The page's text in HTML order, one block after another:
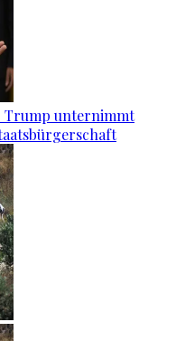
Trump unternimmt